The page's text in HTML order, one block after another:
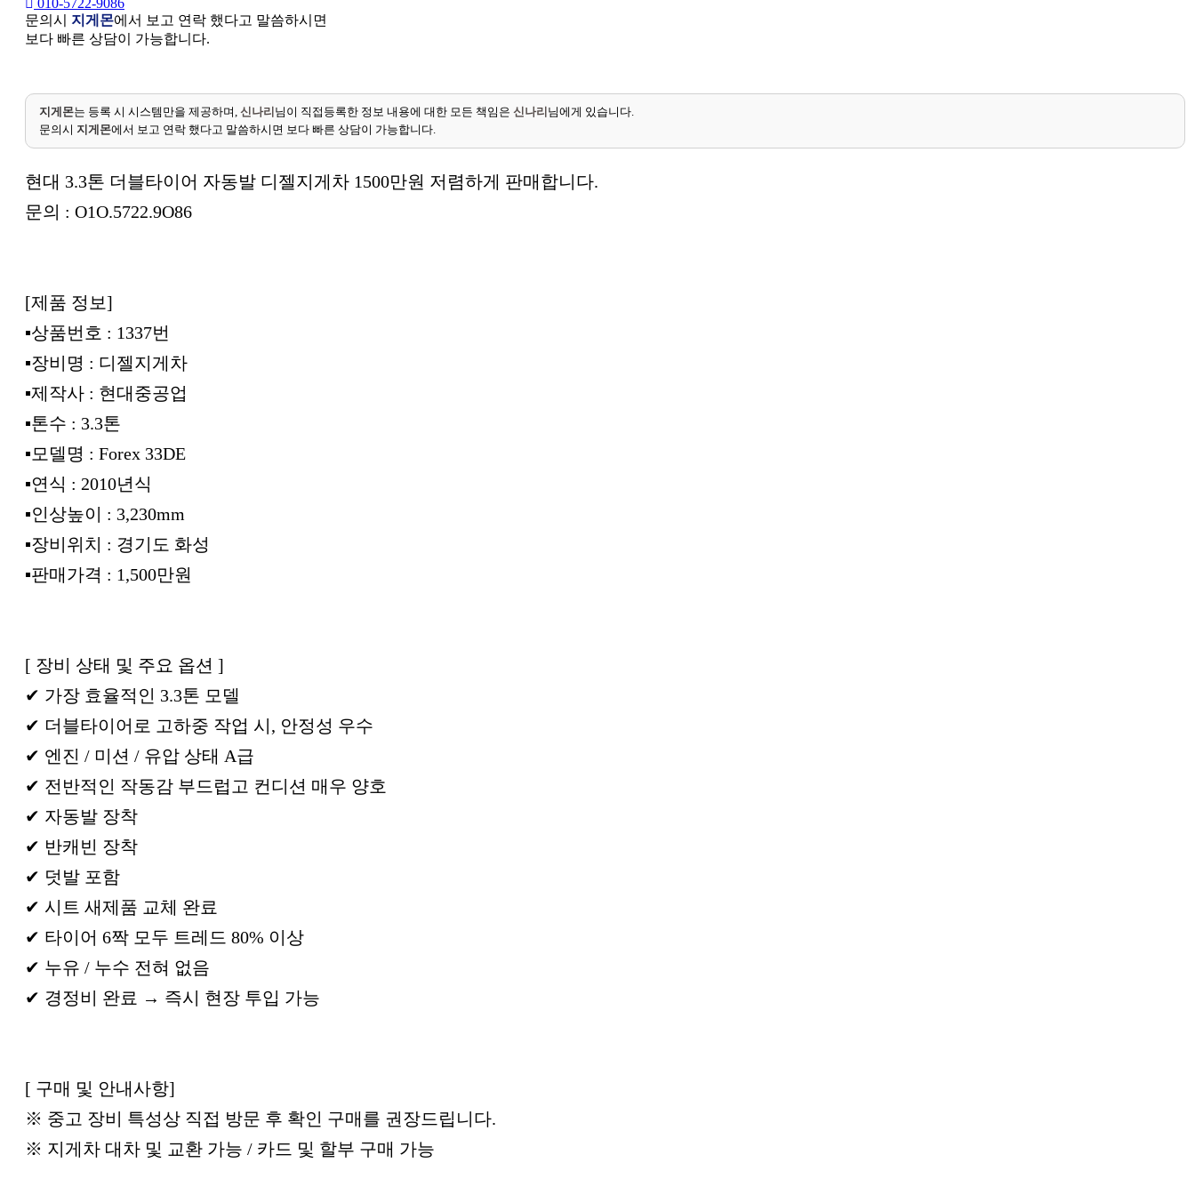
문의시 지게몬에서 보고 연락 했다고 말씀하시면
보다 빠른 상담이 가능합니다.
지게몬는 등록 시 시스템만을 제공하며, 신나리님이 직접등록한 정보 내용에 대한 모든 책임은 신나리님에게 있습니다.
문의시 지게몬에서 보고 연락 했다고 말씀하시면 보다 빠른 상담이 가능합니다.
현대 3.3톤 더블타이어 자동발 디젤지게차 1500만원 저렴하게 판매합니다.
문의 : O1O.5722.9O86
[제품 정보]
▪︎상품번호 : 1337번
▪︎장비명 : 디젤지게차
▪︎제작사 : 현대중공업
▪︎톤수 : 3.3톤
▪︎모델명 : Forex 33DE
▪︎연식 : 2010년식
▪︎인상높이 : 3,230mm
▪︎장비위치 : 경기도 화성
▪︎판매가격 : 1,500만원
[ 장비 상태 및 주요 옵션 ]
✔ 가장 효율적인 3.3톤 모델
✔ 더블타이어로 고하중 작업 시, 안정성 우수
✔ 엔진 / 미션 / 유압 상태 A급
✔ 전반적인 작동감 부드럽고 컨디션 매우 양호
✔ 자동발 장착
✔ 반캐빈 장착
✔ 덧발 포함
✔ 시트 새제품 교체 완료
✔ 타이어 6짝 모두 트레드 80% 이상
✔ 누유 / 누수 전혀 없음
✔ 경정비 완료 → 즉시 현장 투입 가능
[ 구매 및 안내사항]
※ 중고 장비 특성상 직접 방문 후 확인 구매를 권장드립니다.
※ 지게차 대차 및 교환 가능 / 카드 및 할부 구매 가능